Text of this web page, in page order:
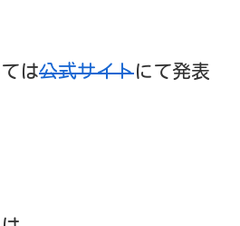
は公式サイトにて発表